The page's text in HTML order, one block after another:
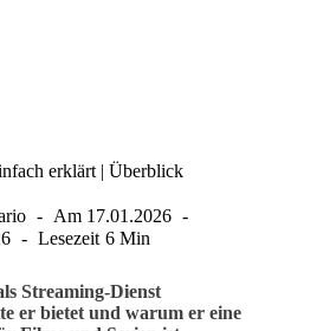
erklärt | Überblick
Am 17.01.2026
Lesezeit 6 Min
Streaming-Dienst
er bietet und warum er eine